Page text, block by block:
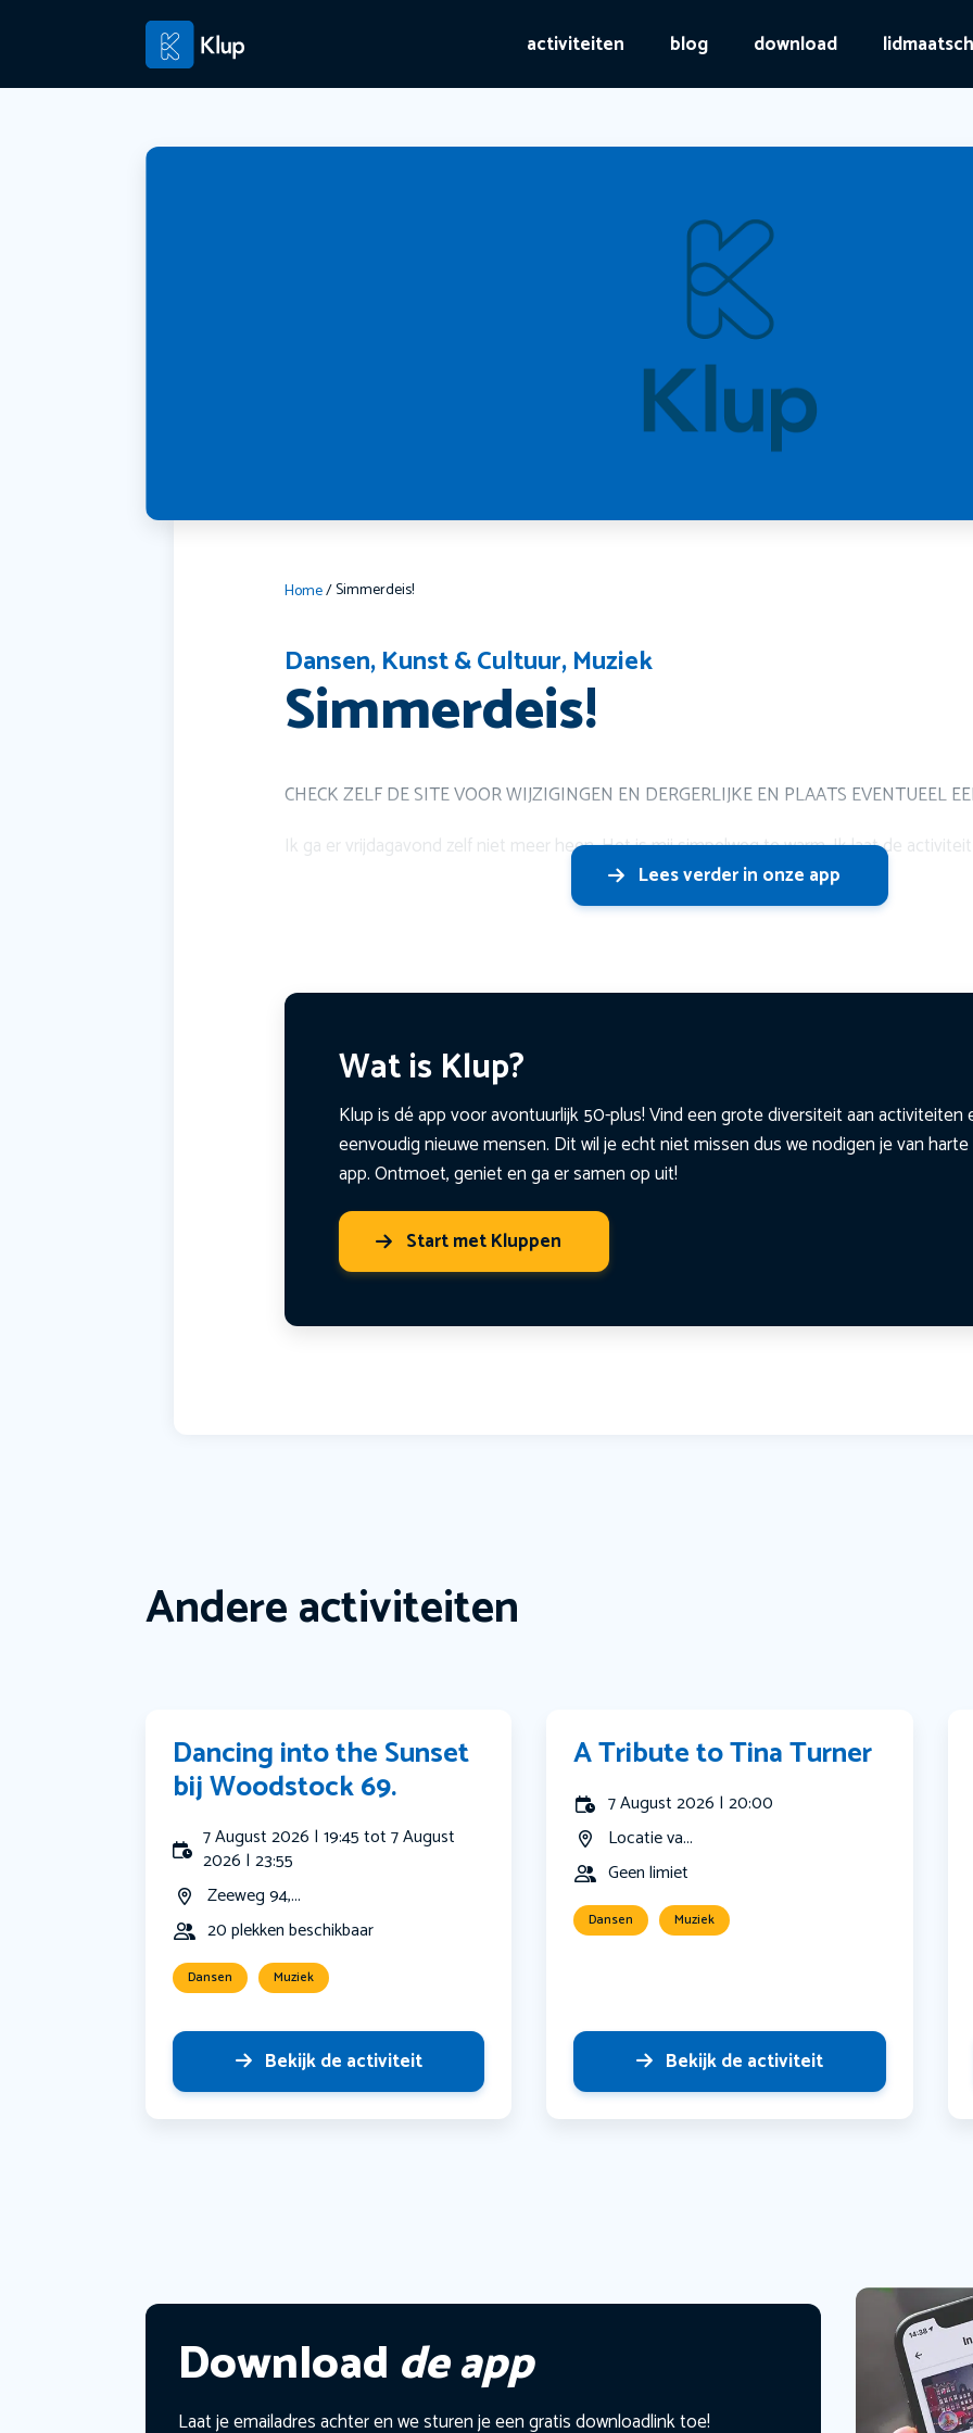
activiteiten blog download
Home/Simmerdeis!
Dansen,Kunst & Cultuur,Muziek
Simmerdeis!
CHECK ZELF DE SITE VOOR WIJZIGINGEN EN DERGERLIJKE EN PLAATS EVENTUEEL
Ik ga er vrijdagavond zelf niet meer heen. Het is mij simpelweg te warm. Ik laat de
Lees verder in onze app
Wat is Klup?
Klup is dé app voor avontuurlijk 50-plus! Vind een grote diversiteit aan
eenvoudig nieuwe mensen. Dit wil je echt niet missen dus we nodigen je van
app. Ontmoet, geniet en ga er samen op uit!
Start met Kluppen
Andere activiteiten
Dancing into the Sunset
bij Woodstock 69.
7 August 2026 | 19:45 tot 7 August
2026 | 23:55
Zeeweg 94,...
20 plekken beschikbaar
Dansen Muziek
Bekijk de activiteit
A Tribute to Tina Turner
7 August 2026 | 20:00
Locatie va...
Geen limiet
Dansen Muziek
Bekijk de activiteit
Download de app
Laat je emailadres achter en we sturen je een gratis downloadlink toe!